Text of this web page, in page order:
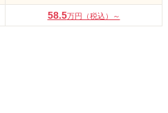
58.5万円（税込）～